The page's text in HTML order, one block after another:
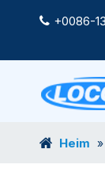
 +0086-
Heim »